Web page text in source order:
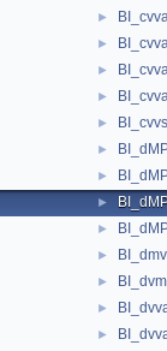
►
►
►
►
►
►
►
►
►
►
►
►
►